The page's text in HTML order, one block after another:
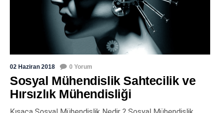
02 Haziran 2018 0 Yorum
Sosyal Mühendislik Sahtecilik ve
Hırsızlık Mühendisliği